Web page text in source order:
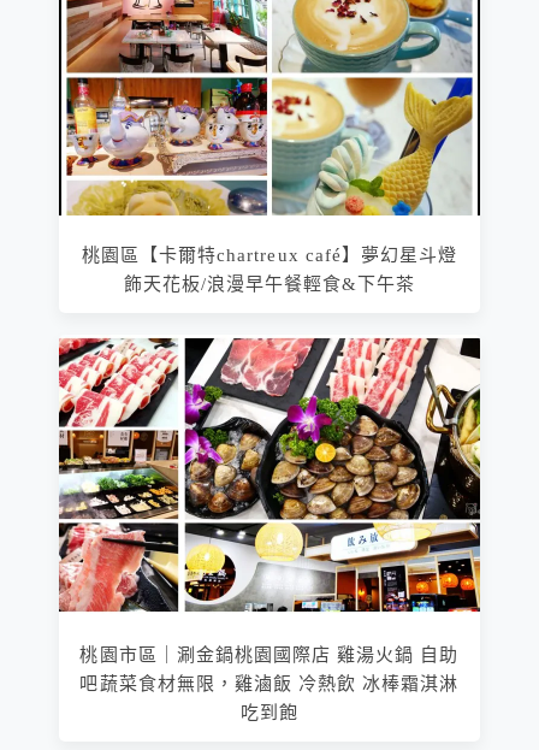
桃園區【卡爾特chartreux café】夢幻星斗燈
飾天花板/浪漫早午餐輕食&下午茶
桃園市區｜涮金鍋桃園國際店 雞湯火鍋 自助
吧蔬菜食材無限，雞滷飯 冷熱飲 冰棒霜淇淋
吃到飽